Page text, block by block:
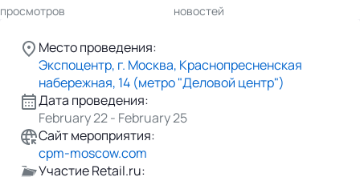
просмотров
новостей
Место проведения:
Экспоцентр, г. Москва, Краснопресненская
набережная, 14 (метро "Деловой центр")
Дата проведения:
February 22 - February 25
Сайт мероприятия:
cpm-moscow.com
Участие Retail.ru: